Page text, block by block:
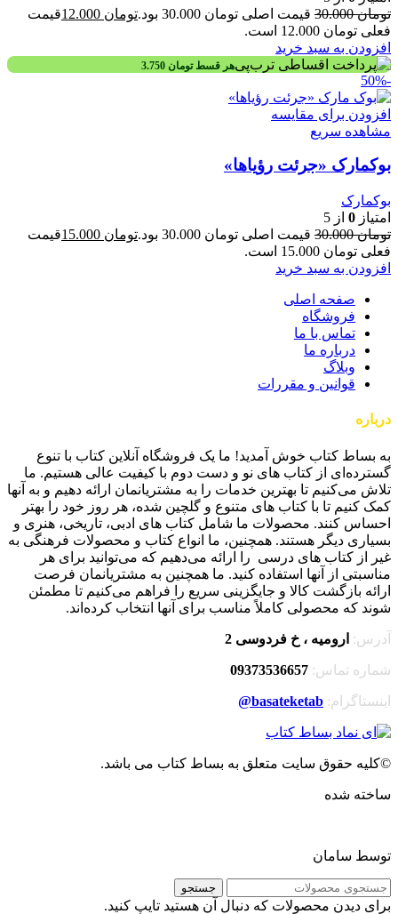
تومان30.000 قیمت اصلی تومان 30.000 بود. تومان
قیمت
فعلی تومان 12.000 است.
افزودن به سبد خرید
هر قسطتومان
-50%
افزودن برای مقایسه
مشاهده سریع
بوکمارک «جرئت رؤیاها»
بوکمارک
امتیاز 0 از 5
تومان30.000 قیمت اصلی تومان 30.000 بود. تومان
قیمت
فعلی تومان 15.000 است.
افزودن به سبد خرید
صفحه اصلی
فروشگاه
تماس با ما
درباره ما
وبلاگ
قوانین و مقررات
درباره
به بساط کتاب خوش آمدید! ما یک فروشگاه آنلاین کتاب با تنوع
گسترده‌ای از کتاب های نو و دست دوم با کیفیت عالی هستیم. ما
تلاش می‌کنیم تا بهترین خدمات را به مشتریانمان ارائه دهیم و به آنها
کمک کنیم تا با کتاب های متنوع و گلچین شده، هر روز خود را بهتر
احساس کنند. محصولات ما شامل کتاب های ادبی، تاریخی، هنری و
بسیاری دیگر هستند. همچنین، ما انواع کتاب و محصولات فرهنگی به
غیر از کتاب های درسی را ارائه می‌دهیم که می‌توانید برای هر
مناسبتی از آنها استفاده کنید. ما همچنین به مشتریانمان فرصت
ارائه بازگشت کالا و جایگزینی سریع را فراهم می‌کنیم تا مطمئن
شوند که محصولی کاملاً مناسب برای آنها انتخاب کرده‌اند.
آدرس: ارومیه ، خ فردوسی 2
شماره تماس: 09373536657
اینستاگرام: basateketab
@
©کلیه حقوق سایت متعلق به بساط کتاب می باشد.
ساخته شده
توسط سامان
جستجو
برای دیدن محصولات که دنبال آن هستید تایپ کنید.